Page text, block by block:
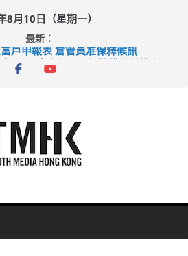
8月10日（星期一）
最新：
戶申報表 倉管員准保釋候訊